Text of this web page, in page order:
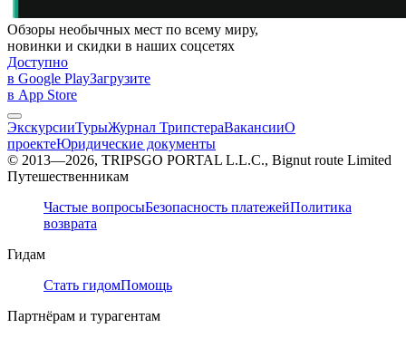
Обзоры необычных мест по всему миру,
новинки и скидки в наших соцсетях
Доступно
в Google PlayЗагрузите
в App Store
ЭкскурсииТурыЖурнал ТрипстераВакансииО
проектеЮридические документы
© 2013—2026, TRIPSGO PORTAL L.L.C., Bignut route Limited
Путешественникам
Частые вопросыБезопасность платежейПолитика
возврата
Гидам
Стать гидомПомощь
Партнёрам и турагентам